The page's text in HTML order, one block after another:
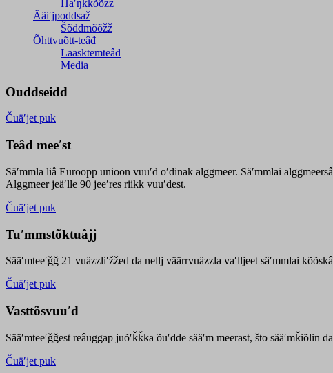
Haʹŋǩǩõõzz
Ääiʹjpoddsaž
Šõddmõõžž
Õhttvuõtt-teâđ
Laasktemteâđ
Media
Ouddseidd
Čuäʹjet puk
Teâđ meeʹst
Säʹmmla liâ Euroopp unioon vuuʹd oʹdinak alggmeer. Säʹmmlai
Alggmeer jeäʹlle 90 jeeʹres riikk vuuʹdest.
Čuäʹjet puk
Tuʹmmstõktuâjj
Sääʹmteeʹǧǧ 21 vuäzzliʹžžed da nellj väärrvuäzzla vaʹlljeet säʹmmlai
Čuäʹjet puk
Vasttõsvuuʹd
Sääʹmteeʹǧǧest reâuggap juõʹǩǩka õuʹdde sääʹm meerast, što sääʹmǩiõlin
Čuäʹjet puk